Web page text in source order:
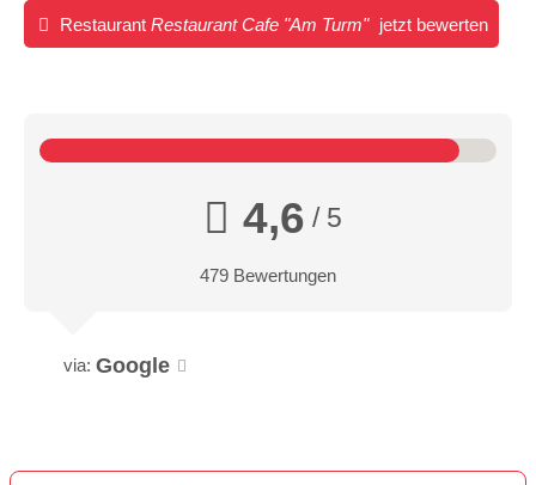
Restaurant Restaurant Cafe "Am Turm" jetzt bewerten
4,6 / 5
479 Bewertungen
via: Google